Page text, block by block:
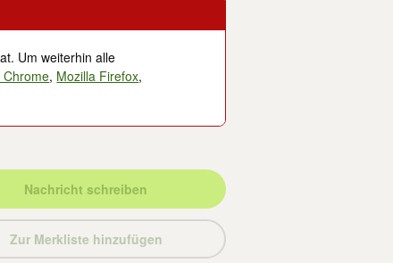
Um weiterhin alle
Chrome, Mozilla Firefox,
Nachricht schreiben
Zur Merkliste hinzufügen